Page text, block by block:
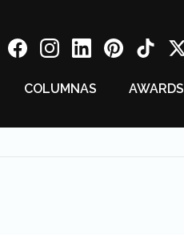
COLUMNAS AWARDS